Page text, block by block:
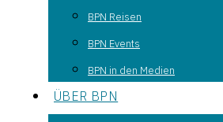
BPN Reisen
BPN Events
BPN in den Medien
ÜBER BPN